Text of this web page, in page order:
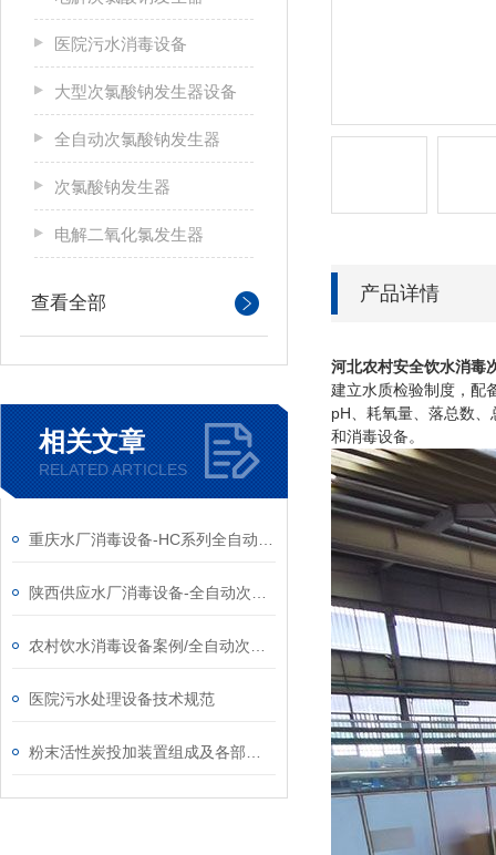
医院污水消毒设备
大型次氯酸钠发生器设备
全自动次氯酸钠发生器
次氯酸钠发生器
电解二氧化氯发生器
查看全部
相关文章
RELATED ARTICLES
医院污水处理设备技术规范
产品详情
河北农村安全饮水消毒
建立水质检验制度，配
pH、耗氧量、落总数
和消毒设备。